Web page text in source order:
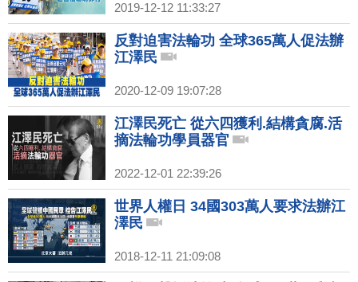
2019-12-12 11:33:27
反對迫害法輪功 全球365萬人促法辦
江澤民
2020-12-09 19:07:28
江澤民死亡 從六四獲利.結構貪腐.活
摘法輪功學員器官
2022-12-01 22:39:26
世界人權日 34國303萬人要求法辦江
澤民
2018-12-11 21:09:08